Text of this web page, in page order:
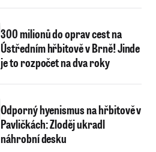
300 milionů do oprav cest na
Ústředním hřbitově v Brně! Jinde
je to rozpočet na dva roky
Odporný hyenismus na hřbitově v
Pavličkách: Zloděj ukradl
náhrobní desku